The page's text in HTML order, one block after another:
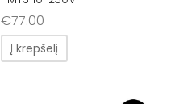
€77.00
Į krepšelį